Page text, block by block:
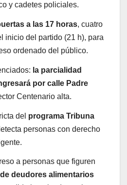
y cadetes policiales.
a las 17 horas, cuatro
inicio del partido (21 h), para
ordenado del público.
la parcialidad
por calle Padre
Centenario alta.
del programa Tribuna
personas con derecho
a personas que figuren
deudores alimentarios